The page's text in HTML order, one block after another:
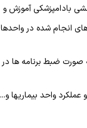
های انجام شده در
صورت ضبط برنامه ها